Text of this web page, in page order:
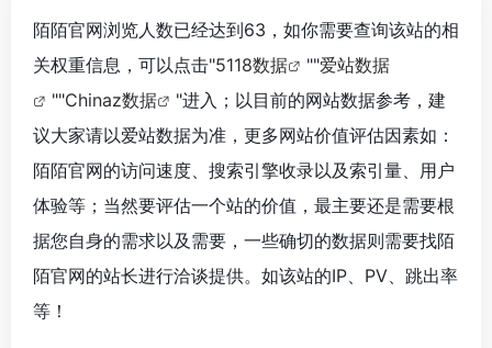
陌陌官网浏览人数已经达到63，如你需要查询该站的相
关权重信息，可以点击"5118数据 ""爱站数据
""Chinaz数据
"进入；以目前的网站数据参考，建
议大家请以爱站数据为准，更多网站价值评估因素如：
陌陌官网的访问速度、搜索引擎收录以及索引量、用户
体验等；当然要评估一个站的价值，最主要还是需要根
据您自身的需求以及需要，一些确切的数据则需要找陌
陌官网的站长进行洽谈提供。如该站的IP、PV、跳出率
等！